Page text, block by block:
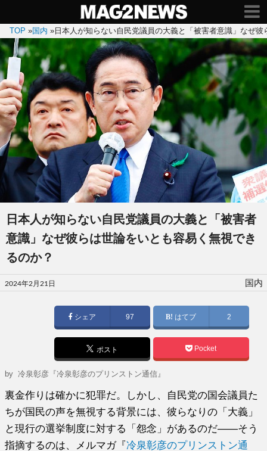
TOP »国内 » 日本人が知らない自民党議員の大義と「被害者意識」なぜ
日本人が知らない自民党議員の大義と「被害者
意識」なぜ彼らは世論をいとも容易く無視でき
るのか？
投
稿
2024年2月21日 国内
シェア 97 はてブ 2
ポスト Pocket
by冷泉彰彦『冷泉彰彦のプリンストン通信』
裏金作りは確かに犯罪だ。しかし、自民党の国会議員た
ちが国民の声を無視する背景には、彼らなりの「大義」
と現行の選挙制度に対する「怨念」があるのだ――そう
指摘するのは、メルマガ『冷泉彰彦のプリンストン通